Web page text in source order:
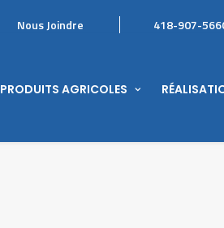
Nous Joindre 418-907-
PRODUITS AGRICOLES